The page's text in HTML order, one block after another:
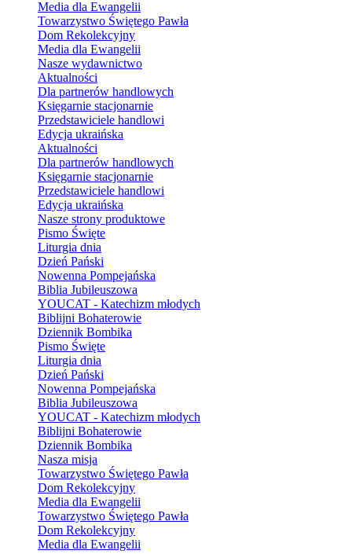
Media dla Ewangelii
Towarzystwo Świętego Pawła
Dom Rekolekcyjny
Media dla Ewangelii
Nasze wydawnictwo
Aktualności
Dla partnerów handlowych
Księgarnie stacjonarnie
Przedstawiciele handlowi
Edycja ukraińska
Aktualności
Dla partnerów handlowych
Księgarnie stacjonarnie
Przedstawiciele handlowi
Edycja ukraińska
Nasze strony produktowe
Pismo Święte
Liturgia dnia
Dzień Pański
Nowenna Pompejańska
Biblia Jubileuszowa
YOUCAT - Katechizm młodych
Biblijni Bohaterowie
Dziennik Bombika
Pismo Święte
Liturgia dnia
Dzień Pański
Nowenna Pompejańska
Biblia Jubileuszowa
YOUCAT - Katechizm młodych
Biblijni Bohaterowie
Dziennik Bombika
Nasza misja
Towarzystwo Świętego Pawła
Dom Rekolekcyjny
Media dla Ewangelii
Towarzystwo Świętego Pawła
Dom Rekolekcyjny
Media dla Ewangelii